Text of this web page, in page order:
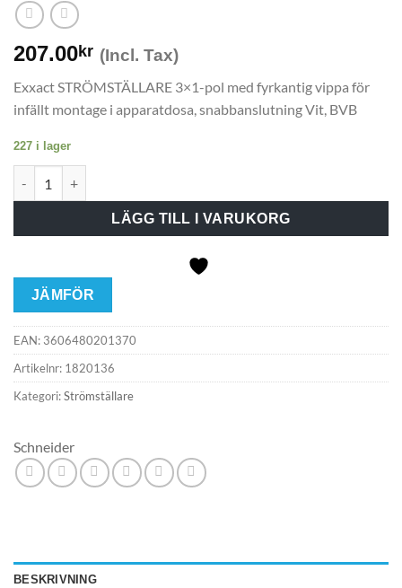
207.00kr (Incl. Tax)
Exxact STRÖMSTÄLLARE 3×1-pol med fyrkantig vippa för
infällt montage i apparatdosa, snabbanslutning Vit, BVB
227 i lager
LÄGG TILL I VARUKORG
JÄMFÖR
EAN: 3606480201370
Artikelnr: 1820136
Kategori:Strömställare
Schneider
BESKRIVNING